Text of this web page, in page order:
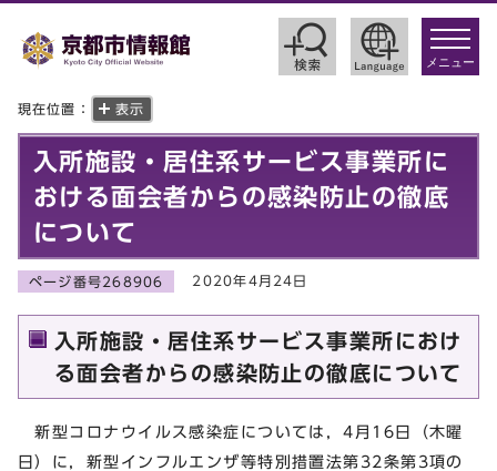
toggle
メニュー
現在位置： 表示
入所施設・居住系サービス事業所に
おける面会者からの感染防止の徹底
について
ページ番号268906 2020年4月24日
入所施設・居住系サービス事業所におけ
る面会者からの感染防止の徹底について
新型コロナウイルス感染症については，4月16日（木曜
日）に，新型インフルエンザ等特別措置法第32条第3項の